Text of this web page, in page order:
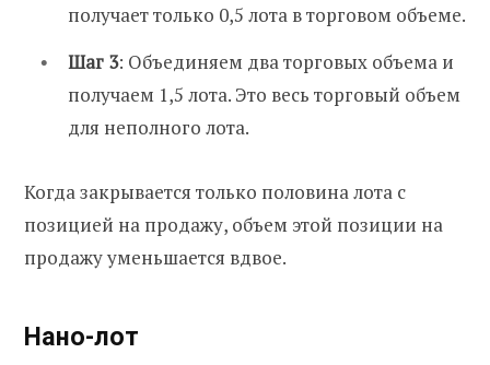
получает только 0,5 лота в торговом объеме.
Шаг 3: Объединяем два торговых объема и
получаем 1,5 лота. Это весь торговый объем
для неполного лота.
Когда закрывается только половина лота с
позицией на продажу, объем этой позиции на
продажу уменьшается вдвое.
Нано-лот